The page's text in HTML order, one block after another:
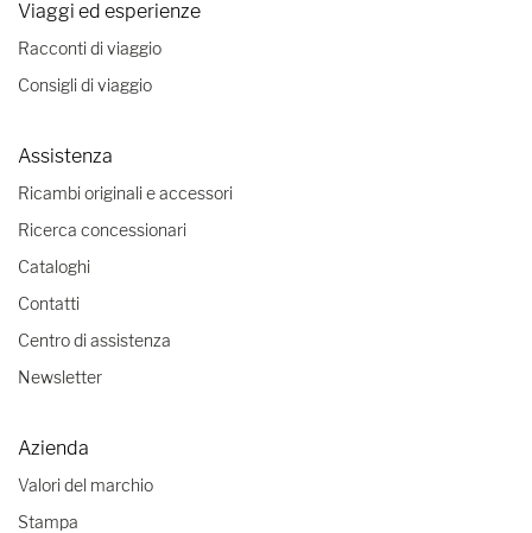
Viaggi ed esperienze
Racconti di viaggio
Consigli di viaggio
Assistenza
Ricambi originali e accessori
Ricerca concessionari
Cataloghi
Contatti
Centro di assistenza
Newsletter
Azienda
Valori del marchio
Stampa